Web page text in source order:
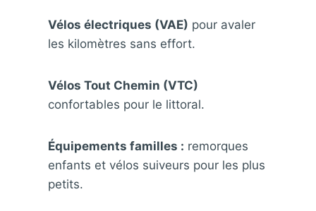
Vélos électriques (VAE) pour avaler
les kilomètres sans effort.
Vélos Tout Chemin (VTC)
confortables pour le littoral.
Équipements familles : remorques
enfants et vélos suiveurs pour les plus
petits.